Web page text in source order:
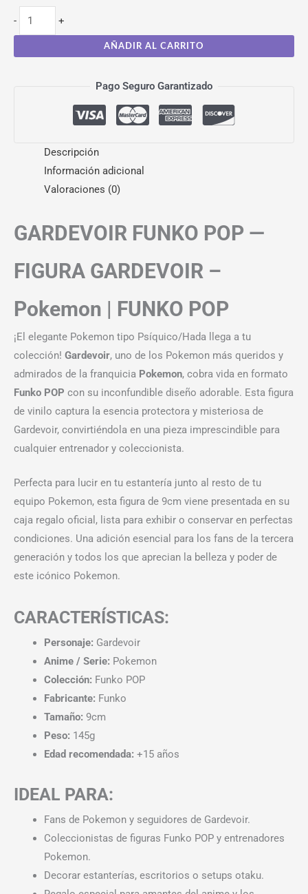
- +
AÑADIR AL CARRITO
Pago Seguro Garantizado
Descripción
Información adicional
Valoraciones (0)
GARDEVOIR FUNKO POP —
FIGURA GARDEVOIR –
Pokemon | FUNKO POP
¡El elegante Pokemon tipo Psíquico/Hada llega a tu
colección! Gardevoir, uno de los Pokemon más queridos y
admirados de la franquicia Pokemon, cobra vida en formato
Funko POP con su inconfundible diseño adorable. Esta figura
de vinilo captura la esencia protectora y misteriosa de
Gardevoir, convirtiéndola en una pieza imprescindible para
cualquier entrenador y coleccionista.
Perfecta para lucir en tu estantería junto al resto de tu
equipo Pokemon, esta figura de 9cm viene presentada en su
caja regalo oficial, lista para exhibir o conservar en perfectas
condiciones. Una adición esencial para los fans de la tercera
generación y todos los que aprecian la belleza y poder de
este icónico Pokemon.
CARACTERÍSTICAS:
Personaje: Gardevoir
Anime / Serie: Pokemon
Colección: Funko POP
Fabricante: Funko
Tamaño: 9cm
Peso: 145g
Edad recomendada: +15 años
IDEAL PARA:
Fans de Pokemon y seguidores de Gardevoir.
Coleccionistas de figuras Funko POP y entrenadores
Pokemon.
Decorar estanterías, escritorios o setups otaku.